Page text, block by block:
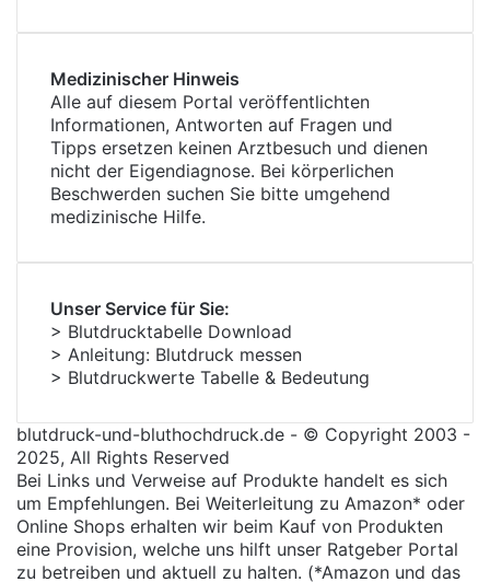
Medizinischer Hinweis
Alle auf diesem Portal veröffentlichten
Informationen, Antworten auf Fragen und
Tipps ersetzen keinen Arztbesuch und dienen
nicht der Eigendiagnose. Bei körperlichen
Beschwerden suchen Sie bitte umgehend
medizinische Hilfe.
Unser Service für Sie:
> Blutdrucktabelle Download
> Anleitung: Blutdruck messen
> Blutdruckwerte Tabelle & Bedeutung
blutdruck-und-bluthochdruck.de - © Copyright 2003 -
2025, All Rights Reserved
Bei Links und Verweise auf Produkte handelt es sich
um Empfehlungen. Bei Weiterleitung zu Amazon* oder
Online Shops erhalten wir beim Kauf von Produkten
eine Provision, welche uns hilft unser Ratgeber Portal
zu betreiben und aktuell zu halten. (*Amazon und das